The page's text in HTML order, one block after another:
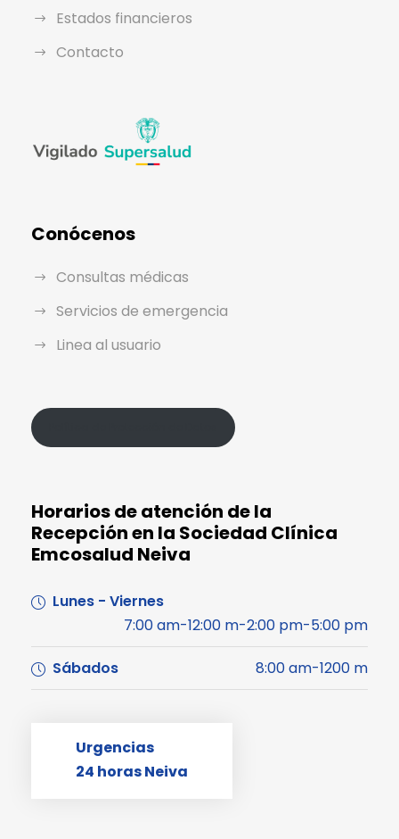
Estados financieros
Contacto
Conócenos
Consultas médicas
Servicios de emergencia
Linea al usuario
Horarios de atención de la
Recepción en la Sociedad Clínica
Emcosalud Neiva
Lunes - Viernes
7:00 am-12:00 m-2:00 pm-5:00 pm
Sábados 8:00 am-1200 m
Urgencias
24 horas Neiva